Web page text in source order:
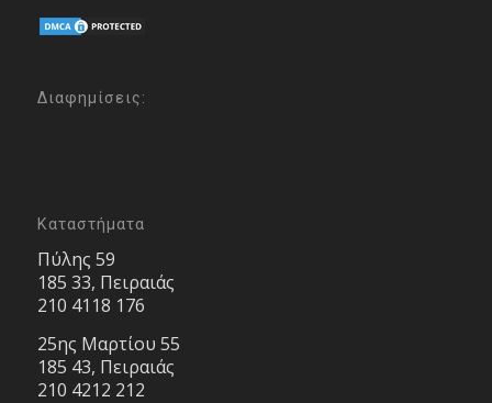
Διαφημίσεις:
Καταστήματα
Πύλης 59
185 33, Πειραιάς
210 4118 176
25ης Μαρτίου 55
185 43, Πειραιάς
210 4212 212